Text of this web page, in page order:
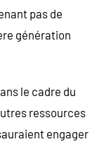
pas de
génération
le cadre du
ressources
engager